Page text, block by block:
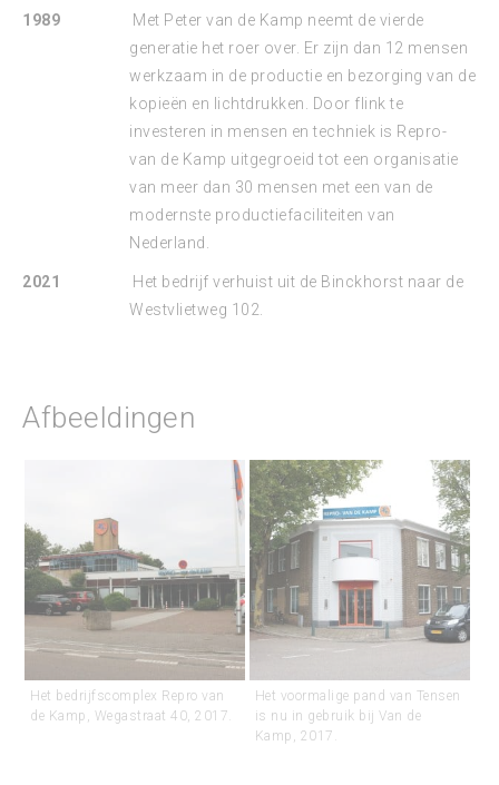
1989
Met Peter van de Kamp neemt de vierde
generatie het roer over. Er zijn dan 12 mensen
werkzaam in de productie en bezorging van de
kopieën en lichtdrukken. Door flink te
investeren in mensen en techniek is Repro-
van de Kamp uitgegroeid tot een organisatie
van meer dan 30 mensen met een van de
modernste productiefaciliteiten van
Nederland.
2021
Het bedrijf verhuist uit de Binckhorst naar de
Westvlietweg 102.
Afbeeldingen
Het bedrijfscomplex Repro van
de Kamp, Wegastraat 40, 2017.
Het voormalige pand van Tensen
is nu in gebruik bij Van de
Kamp, 2017.